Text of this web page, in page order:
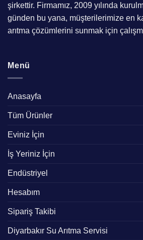
şirkettir. Firmamız, 2009 yılında
günden bu yana, müşterilerimize en
arıtma çözümlerini sunmak için
Menü
Anasayfa
Tüm Ürünler
Eviniz İçin
İş Yeriniz İçin
Endüstriyel
Hesabım
Sipariş Takibi
Diyarbakır Su Arıtma Servisi